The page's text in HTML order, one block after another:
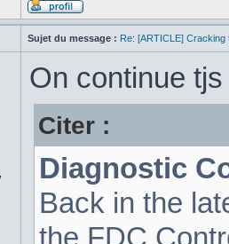
Sujet du message : Re: [ARTICLE] Cracking
On continue
Citer :
Diagnostic
Back in the
the FDC